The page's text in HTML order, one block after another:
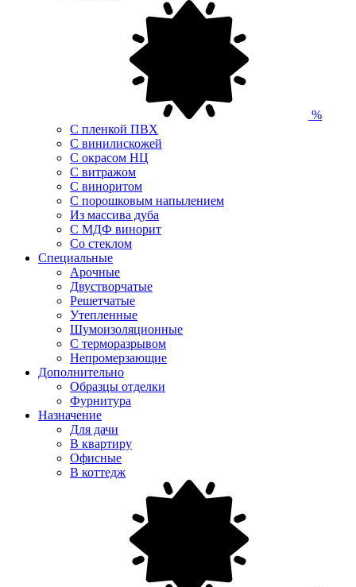
%
С пленкой ПВХ
С винилискожей
С окрасом НЦ
С витражом
С виноритом
С порошковым напылением
Из массива дуба
С МДФ винорит
Со стеклом
Специальные
Арочные
Двустворчатые
Решетчатые
Утепленные
Шумоизоляционные
С терморазрывом
Непромерзающие
Дополнительно
Образцы отделки
Фурнитура
Назначение
Для дачи
В квартиру
Офисные
В коттедж